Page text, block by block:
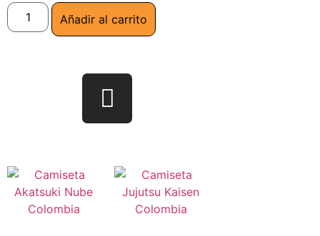
Añadir al carrito